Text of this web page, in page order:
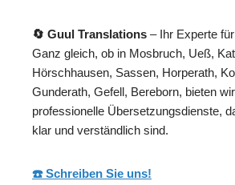
🔄 Guul Translations – Ihr Experte
Ganz gleich, ob in Mosbruch, Ueß,
Hörschhausen, Sassen, Horperath,
Gunderath, Gefell, Bereborn, bieten
professionelle Übersetzungsdienste,
klar und verständlich sind.
☎️ Schreiben Sie uns!